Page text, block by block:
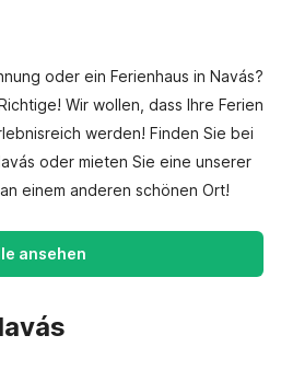
oder ein Ferienhaus in Navás?
Wir wollen, dass Ihre Ferien
werden! Finden Sie bei
oder mieten Sie eine unserer
einem anderen schönen Ort!
ansehen